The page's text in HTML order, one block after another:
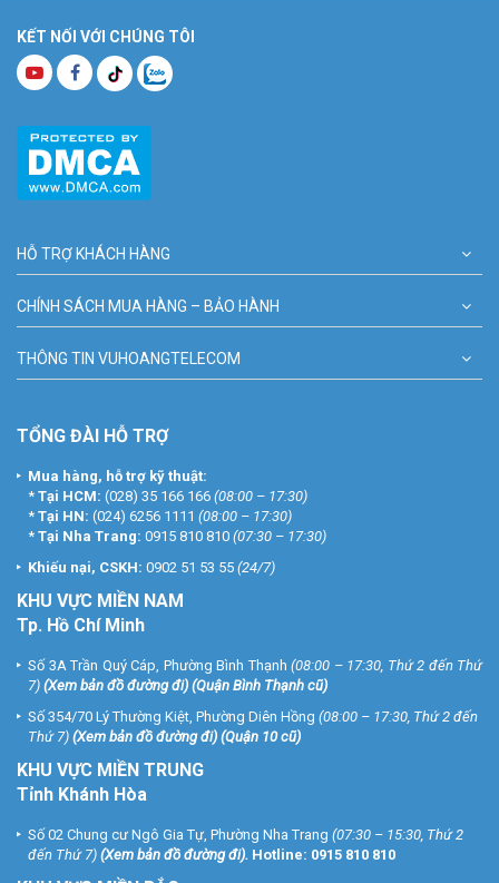
KẾT NỐI VỚI CHÚNG TÔI
HỖ TRỢ KHÁCH HÀNG
CHÍNH SÁCH MUA HÀNG – BẢO HÀNH
THÔNG TIN VUHOANGTELECOM
TỔNG ĐÀI HỖ TRỢ
Mua hàng, hỗ trợ kỹ thuật:
* Tại HCM: (028) 35 166 166 (08:00 – 17:30)
* Tại HN: (024) 6256 1111 (08:00 – 17:30)
* Tại Nha Trang: 0915 810 810 (07:30 – 17:30)
Khiếu nại, CSKH: 0902 51 53 55 (24/7)
KHU VỰC MIỀN NAM
Tp. Hồ Chí Minh
Số 3A Trần Quý Cáp, Phường Bình Thạnh (08:00 – 17:30, Thứ 2 đến Thứ
7) (Xem bản đồ đường đi) (Quận Bình Thạnh cũ)
Số 354/70 Lý Thường Kiệt, Phường Diên Hồng (08:00 – 17:30, Thứ 2 đến
Thứ 7) (Xem bản đồ đường đi) (Quận 10 cũ)
KHU VỰC MIỀN TRUNG
Tỉnh Khánh Hòa
Số 02 Chung cư Ngô Gia Tự, Phường Nha Trang (07:30 – 15:30, Thứ 2
đến Thứ 7) (Xem bản đồ đường đi). Hotline: 0915 810 810